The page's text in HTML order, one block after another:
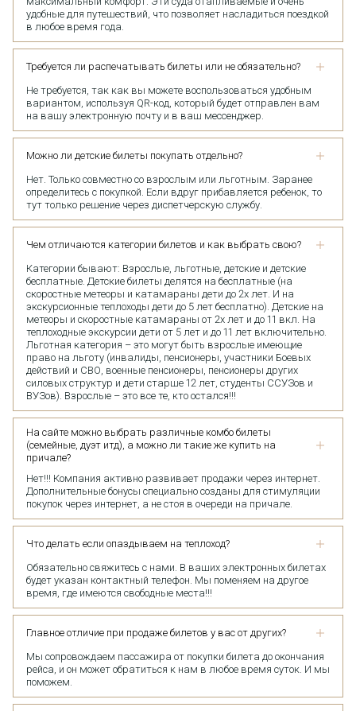
удобные для путешествий, что позволяет насладиться поездкой
в любое время года.
Требуется ли распечатывать билеты или не обязательно?
Не требуется, так как вы можете воспользоваться удобным
вариантом, используя QR-код, который будет отправлен вам
на вашу электронную почту и в ваш мессенджер.
Можно ли детские билеты покупать отдельно?
Нет. Только совместно со взрослым или льготным. Заранее
определитесь с покупкой. Если вдруг прибавляется ребенок, то
тут только решение через диспетчерскую службу.
Чем отличаются категории билетов и как выбрать свою?
Категории бывают: Взрослые, льготные, детские и детские
бесплатные. Детские билеты делятся на бесплатные (на
скоростные метеоры и катамараны дети до 2х лет. И на
экскурсионные теплоходы дети до 5 лет бесплатно). Детские на
метеоры и скоростные катамараны от 2х лет и до 11 вкл. На
теплоходные экскурсии дети от 5 лет и до 11 лет включительно.
Льготная категория – это могут быть взрослые имеющие
право на льготу (инвалиды, пенсионеры, участники Боевых
действий и СВО, военные пенсионеры, пенсионеры других
силовых структур и дети старше 12 лет, студенты ССУЗов и
ВУЗов). Взрослые – это все те, кто остался!!!
На сайте можно выбрать различные комбо билеты
(семейные, дуэт итд), а можно ли такие же купить на
причале?
Нет!!! Компания активно развивает продажи через интернет.
Дополнительные бонусы специально созданы для стимуляции
покупок через интернет, а не стоя в очереди на причале.
Что делать если опаздываем на теплоход?
Обязательно свяжитесь с нами. В ваших электронных билетах
будет указан контактный телефон. Мы поменяем на другое
время, где имеются свободные места!!!
Главное отличие при продаже билетов у вас от других?
Мы сопровождаем пассажира от покупки билета до окончания
рейса, и он может обратиться к нам в любое время суток. И мы
поможем.